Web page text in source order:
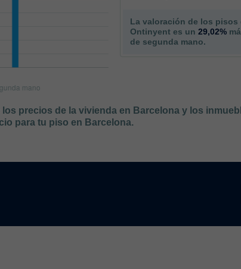
La valoración de los pisos
Ontinyent es un 29,02%
de segunda mano.
precios de la vivienda en Barcelona y los
para tu piso en Barcelona.